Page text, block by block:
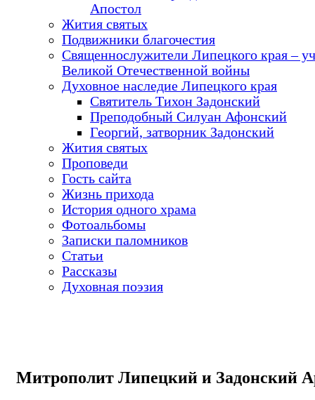
Апостол
Жития святых
Подвижники благочестия
Священнослужители Липецкого края –
Великой Отечественной войны
Духовное наследие Липецкого края
Святитель Тихон Задонский
Преподобный Силуан Афонский
Георгий, затворник Задонский
Жития святых
Проповеди
Гость сайта
Жизнь прихода
История одного храма
Фотоальбомы
Записки паломников
Статьи
Рассказы
Духовная поэзия
Митрополит Липецкий и Задонский